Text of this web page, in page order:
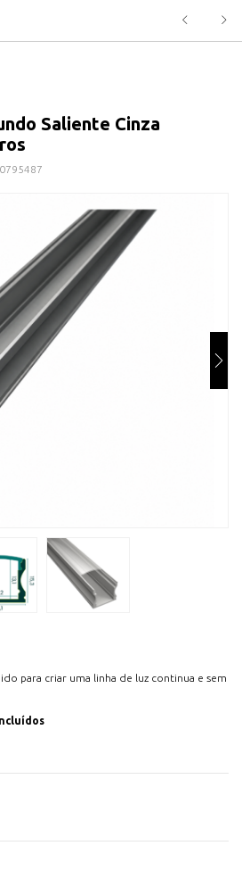
Saliente Cinza
para criar uma linha de luz continua e sem